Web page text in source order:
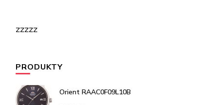
zzzzz
PRODUKTY
Orient RAAC0F09L10B